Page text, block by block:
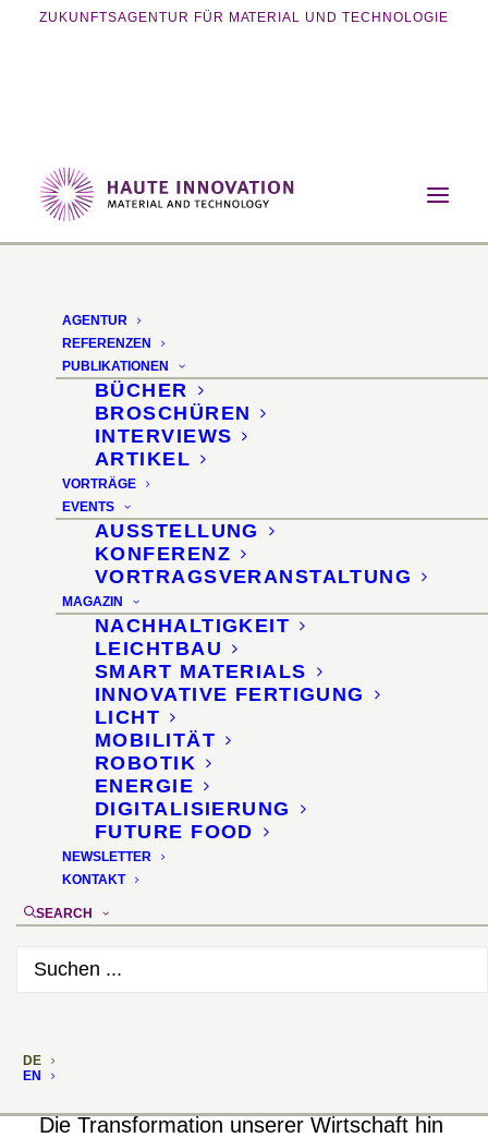
ZUKUNFTSAGENTUR FÜR MATERIAL UND TECHNOLOGIE
AGENTUR
REFERENZEN
PUBLIKATIONEN
BÜCHER
BROSCHÜREN
INTERVIEWS
ARTIKEL
VORTRÄGE
EVENTS
AUSSTELLUNG
KONFERENZ
VORTRAGSVERANSTALTUNG
MAGAZIN
NACHHALTIGKEIT
LEICHTBAU
SMART MATERIALS
INNOVATIVE FERTIGUNG
LICHT
MOBILITÄT
ROBOTIK
ENERGIE
DIGITALISIERUNG
FUTURE FOOD
NEWSLETTER
KONTAKT
SEARCH
DE
EN
Home
Vorträge
Innovations for a Circular Interior Industry
Innovations for a
Circular Interior
Industry
VSIL@Forum · Interzum
Guangzhou · China
29. März 2023
Die Transformation unserer Wirtschaft hin